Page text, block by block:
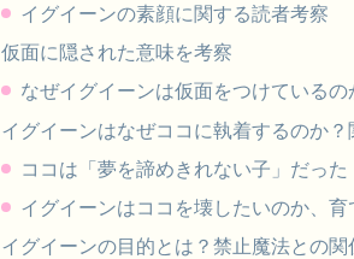
イグイーンの素顔に関する読者考察
仮面に隠された意味を考察
なぜイグイーンは仮面をつけているの
イグイーンはなぜココに執着するのか
ココは「夢を諦めきれない子」だった
イグイーンはココを壊したいのか、育
イグイーンの目的とは？禁止魔法との関